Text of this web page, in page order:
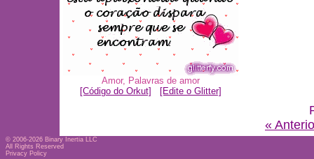
Amor, Palavras de amor
[Código do Orkut]
[Edite o Glitter]
«
© 2006-2026 Binary Inertia LLC
All Rights Reserved
Privacy Policy